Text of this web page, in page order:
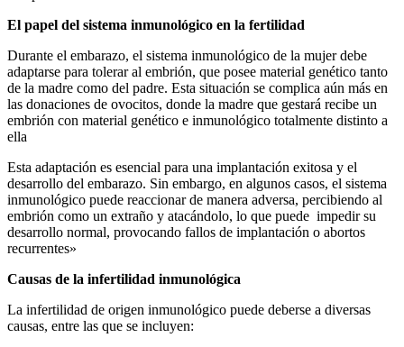
El papel del sistema inmunológico en la fertilidad
Durante el embarazo, el sistema inmunológico de la mujer debe
adaptarse para tolerar al embrión, que posee material genético tanto
de la madre como del padre. Esta situación se complica aún más en
las donaciones de ovocitos, donde la madre que gestará recibe un
embrión con material genético e inmunológico totalmente distinto a
ella
Esta adaptación es esencial para una implantación exitosa y el
desarrollo del embarazo. Sin embargo, en algunos casos, el sistema
inmunológico puede reaccionar de manera adversa, percibiendo al
embrión como un extraño y atacándolo, lo que puede impedir su
desarrollo normal, provocando fallos de implantación o abortos
recurrentes»
Causas de la infertilidad inmunológica
La infertilidad de origen inmunológico puede deberse a diversas
causas, entre las que se incluyen: